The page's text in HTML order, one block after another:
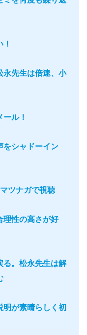
永先生は倍速、小
ル！
をシャドーイン
ツナガで視聴
理性の高さが好
る。松永先生は解
明が素晴らしく初